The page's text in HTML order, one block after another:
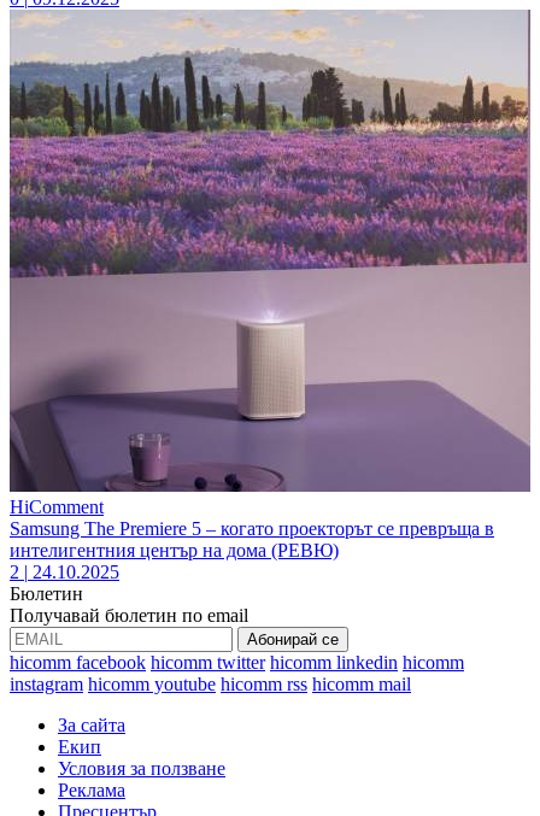
HiComment
Samsung The Premiere 5 – когато проекторът се превръща в
интелигентния център на дома (РЕВЮ)
2 | 24.10.2025
Бюлетин
Получавай бюлетин по email
hicomm facebook hicomm twitter hicomm linkedin hicomm
instagram hicomm youtube hicomm rss hicomm mail
За сайта
Екип
Условия за ползване
Реклама